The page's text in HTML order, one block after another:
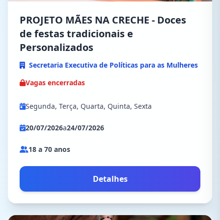
PROJETO MÃES NA CRECHE - Doces
de festas tradicionais e
Personalizados
Secretaria Executiva de Políticas para as Mulheres
Vagas encerradas
Segunda, Terça, Quarta, Quinta, Sexta
20/07/2026a24/07/2026
18 a 70 anos
Detalhes